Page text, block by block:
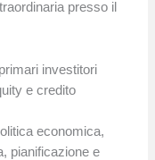
presso il
investitori
e credito
economica,
pianificazione e